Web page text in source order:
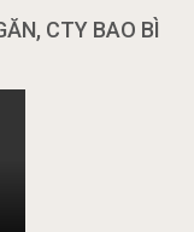
CTY BAO BÌ